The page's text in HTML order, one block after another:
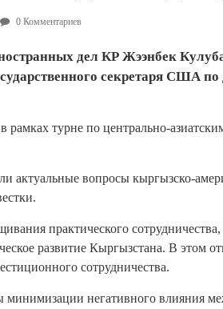
0 Комментариев
дел КР Жээнбек
секретаря США
турне по центрально-
актуальные вопросы кыргызско-
практического
развитие Кыргызстана. В этом
сотрудничества.
минимизации негативного влияния